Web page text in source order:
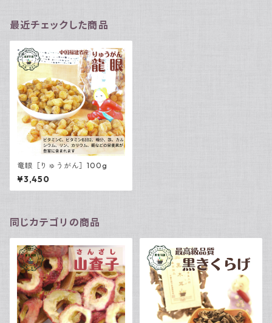
最近チェックした商品
竜眼［りゅうがん］100g
¥3,450
同じカテゴリの商品